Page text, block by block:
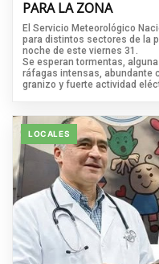
PARA LA ZONA
El Servicio Meteorológico
para distintos sectores de la
noche de este viernes 31.
Se esperan tormentas,
ráfagas intensas, abundante
granizo y fuerte actividad
LOCALES